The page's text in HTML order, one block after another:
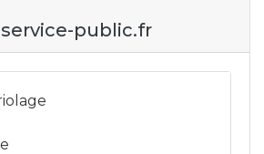
public.fr